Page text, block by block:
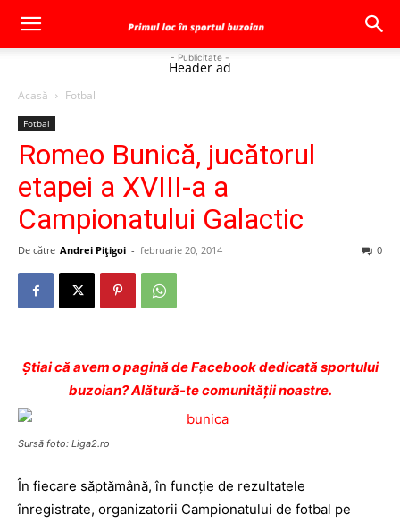
- Publicitate -
Header ad
Acasă Fotbal
Fotbal
Romeo Bunică, jucătorul
etapei a XVIII-a a
Campionatului Galactic
De către Andrei Pițigoi - februarie 20, 2014 0
Ştiai că avem o pagină de Facebook dedicată sportului
buzoian? Alătură-te comunității noastre.
Sursă foto: Liga2.ro
În fiecare săptămână, în funcţie de rezultatele
înregistrate, organizatorii Campionatului de fotbal pe